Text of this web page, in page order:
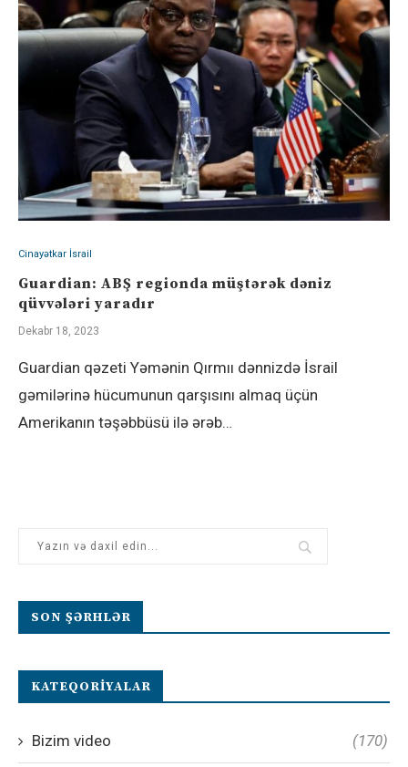
Cinayətkar İsrail
Guardian: ABŞ regionda müştərək dəniz
qüvvələri yaradır
Dekabr 18, 2023
Guardian qəzeti Yəmənin Qırmıı dənnizdə İsrail
gəmilərinə hücumunun qarşısını almaq üçün
Amerikanın təşəbbüsü ilə ərəb…
SON ŞƏRHLƏR
KATEQORIYALAR
Bizim video (170)